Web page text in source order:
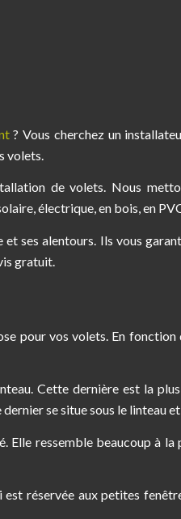
? Vous cherchez un
volets.
de volets. Nous
électrique, en bois, en
ses alentours. Ils vous
gratuit.
pour vos volets. En
Cette dernière est la
se situe sous le linteau
Elle ressemble beaucoup à
réservée aux petites